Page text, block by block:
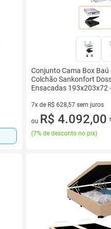
Conjunto Cama Box Baú
Colchão Sankonfort
Ensacadas 193x203x72
7x de R$ 628,57 sem juros
7 vez de R$ 628,57 sem juros
ou R$ 4.092,00
(7% de desconto no pix)